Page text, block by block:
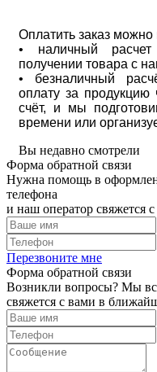
Оплатить заказ
• наличный
получении товара с
• безналичный
оплату за
счёт, и мы
времени или
Вы недавно смотрели
Форма обратной связи
Нужна помощь в
телефона
и наш оператор свяжется
Перезвоните мне
Форма обратной связи
Возникли вопросы? Мы
свяжется с вами в